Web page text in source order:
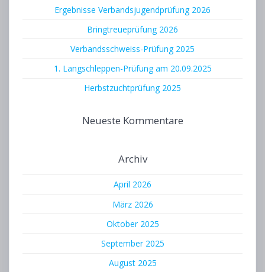
Ergebnisse Verbandsjugendprüfung 2026
Bringtreueprüfung 2026
Verbandsschweiss-Prüfung 2025
1. Langschleppen-Prüfung am 20.09.2025
Herbstzuchtprüfung 2025
Neueste Kommentare
Archiv
April 2026
März 2026
Oktober 2025
September 2025
August 2025